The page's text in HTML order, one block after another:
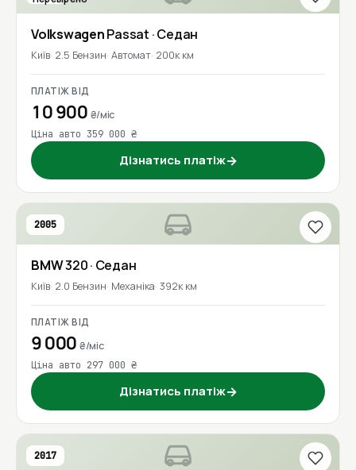
VolkswagenPassat · Седан
Київ 2.5 Бензин Автомат 200к км
ПЛАТІЖ ВІД
10 900 ₴/міс
Ціна авто 359 000 ₴
Дізнатись платіж→
2005
BMW320· Седан
Київ 2.0 Бензин Механіка 392к км
ПЛАТІЖ ВІД
9 000₴/міс
Ціна авто 297 000 ₴
Дізнатись платіж→
2017